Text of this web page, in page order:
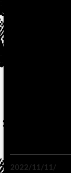
2022/11/11/